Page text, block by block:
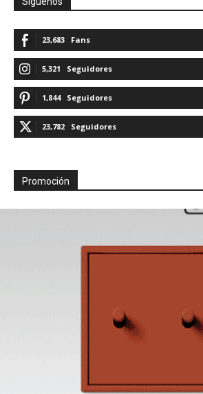
23,683 Fans
5,321 Seguidores
1,844 Seguidores
23,782 Seguidores
Promoción